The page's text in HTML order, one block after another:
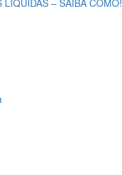
– SAIBA COMO!